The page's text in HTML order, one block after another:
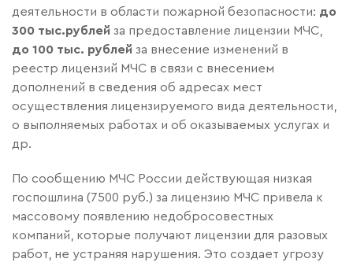
деятельности в области пожарной безопасности: до
300 тыс.рублей за предоставление лицензии МЧС,
до 100 тыс. рублей за внесение изменений в
реестр лицензий МЧС в связи с внесением
дополнений в сведения об адресах мест
осуществления лицензируемого вида деятельности,
о выполняемых работах и об оказываемых услугах и
др.
По сообщению МЧС России действующая низкая
госпошлина (7500 руб.) за лицензию МЧС привела к
массовому появлению недобросовестных
компаний, которые получают лицензии для разовых
работ, не устраняя нарушения. Это создает угрозу